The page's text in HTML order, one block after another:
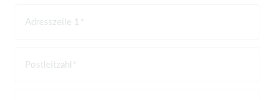
Adresszeile 1
Postleitzahl